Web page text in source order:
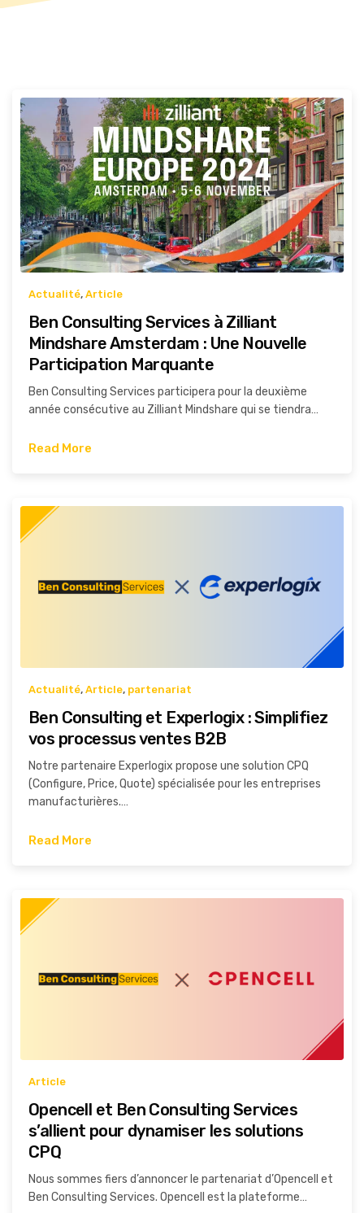
Actualité, Article
Ben Consulting Services à Zilliant
Mindshare Amsterdam : Une Nouvelle
Participation Marquante
Ben Consulting Services participera pour la deuxième
année consécutive au Zilliant Mindshare qui se tiendra…
Read More
Actualité, Article, partenariat
Ben Consulting et Experlogix : Simplifiez
vos processus ventes B2B
Notre partenaire Experlogix propose une solution CPQ
(Configure, Price, Quote) spécialisée pour les entreprises
manufacturières.…
Read More
Article
Opencell et Ben Consulting Services
s’allient pour dynamiser les solutions
CPQ
Nous sommes fiers d’annoncer le partenariat d’Opencell et
Ben Consulting Services. Opencell est la plateforme…